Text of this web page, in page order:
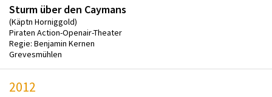
Sturm über den Caymans
(Käptn Horniggold)
Piraten Action-Openair-Theater
Regie: Benjamin Kernen
Grevesmühlen
2012